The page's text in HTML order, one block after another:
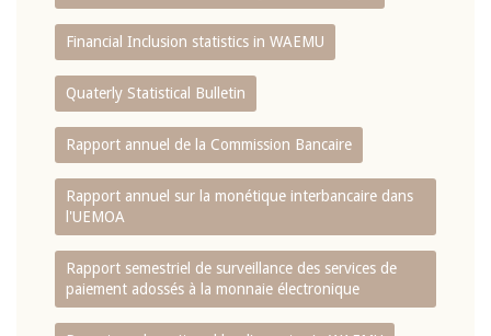
Financial Inclusion statistics in WAEMU
Quaterly Statistical Bulletin
Rapport annuel de la Commission Bancaire
Rapport annuel sur la monétique interbancaire dans
l'UEMOA
Rapport semestriel de surveillance des services de
paiement adossés à la monnaie électronique